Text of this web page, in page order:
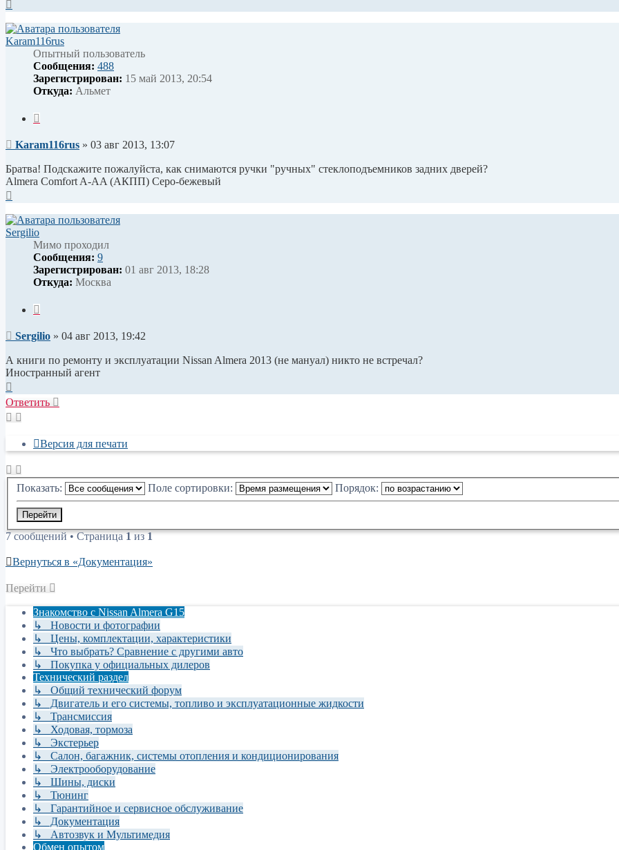
к
началу
Karam116rus
Опытный пользователь
Сообщения: 488
Зарегистрирован: 15 май 2013, 20:54
Откуда: Альмет
Сообщение
Karam116rus » 03 авг 2013, 13:07
Братва! Подскажите пожалуйста, как снимаются ручки "ручных" стеклоподъемников задних дверей?
Almera Comfort A-AA (АКПП) Серо-бежевый
началу
Sergilio
Мимо проходил
Сообщения: 9
Зарегистрирован: 01 авг 2013, 18:28
Откуда: Москва
Цитата
Сообщение
Sergilio » 04 авг 2013, 19:42
А книги по ремонту и эксплуатации Nissan Almera 2013 (не мануал) никто не встречал?
Иностранный агент
к
началу
Ответить
Версия для печати
Показать: Поле сортировки: Порядок:
7 сообщений • Страница1из1
Вернуться в «Документация»
Перейти
Знакомство с Nissan Almera G15
↳ Новости и фотографии
↳ Цены, комплектации, характеристики
↳ Что выбрать? Сравнение с другими авто
↳ Покупка у официальных дилеров
Технический раздел
↳ Общий технический форум
↳ Двигатель и его системы, топливо и эксплуатационные жидкости
↳ Трансмиссия
↳ Ходовая, тормоза
↳ Экстерьер
↳ Салон, багажник, системы отопления и кондиционирования
↳ Электрооборудование
↳ Шины, диски
↳ Тюнинг
↳ Гарантийное и сервисное обслуживание
↳ Документация
↳ Автозвук и Мультимедия
Обмен опытом